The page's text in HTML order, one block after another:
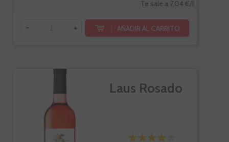
Te sale a 7,04 €/l
- + AÑADIR AL CARRITO
Laus Rosado